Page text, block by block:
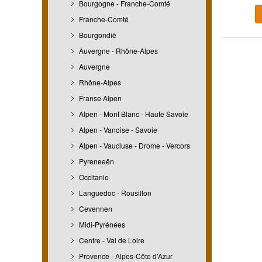
Bourgogne - Franche-Comté
Franche-Comté
Bourgondië
Auvergne - Rhône-Alpes
Auvergne
Rhône-Alpes
Franse Alpen
Alpen - Mont Blanc - Haute Savoie
Alpen - Vanoise - Savoie
Alpen - Vaucluse - Drome - Vercors
Pyreneeën
Occitanie
Languedoc - Rousillon
Cevennen
Midi-Pyrénées
Centre - Val de Loire
Provence - Alpes-Côte d’Azur